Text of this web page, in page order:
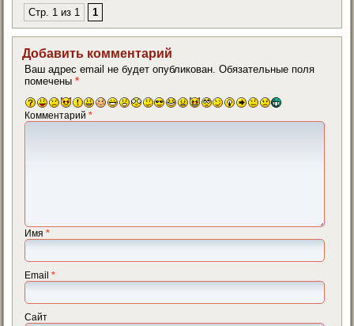
Стр. 1 из 1 1
Добавить комментарий
Ваш адрес email не будет опубликован. Обязательные поля
помечены*
Комментарий*
Имя*
Email*
Сайт